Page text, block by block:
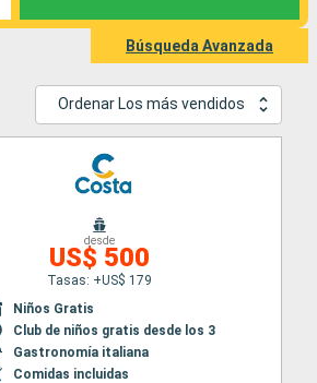
Búsqueda Avanzada
Ordenar Los más vendidos
desde
US$ 500
Tasas: +US$ 179
Niños Gratis
Club de niños gratis desde los 3
Gastronomía italiana
Comidas incluidas